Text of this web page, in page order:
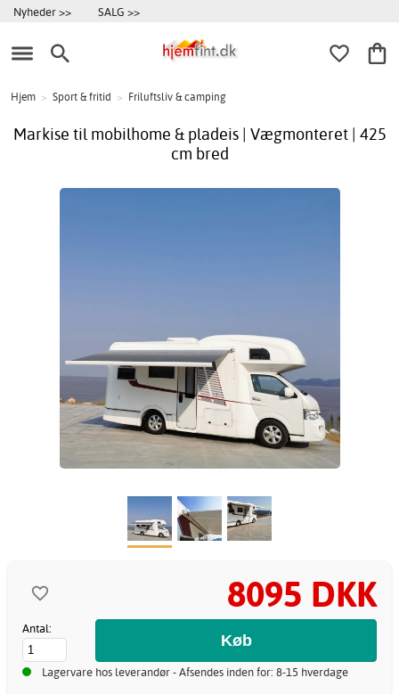
Nyheder >> SALG >>
Hjem > Sport & fritid > Friluftsliv & camping
Markise til mobilhome & pladeis | Vægmonteret | 425
cm bred
8095 DKK
Antal:
Lagervare hos leverandør - Afsendes inden for: 8-15 hverdage